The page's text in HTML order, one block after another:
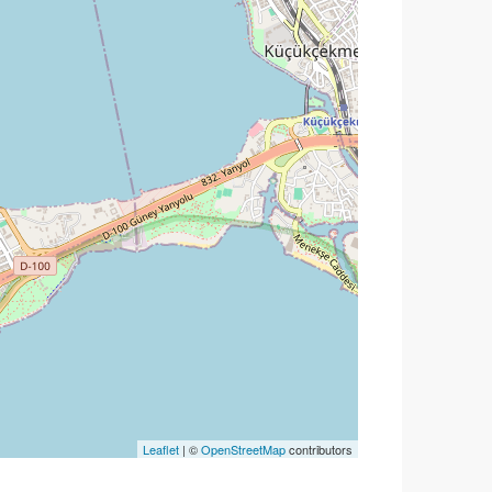
Leaflet | ©OpenStreetMapcontributors